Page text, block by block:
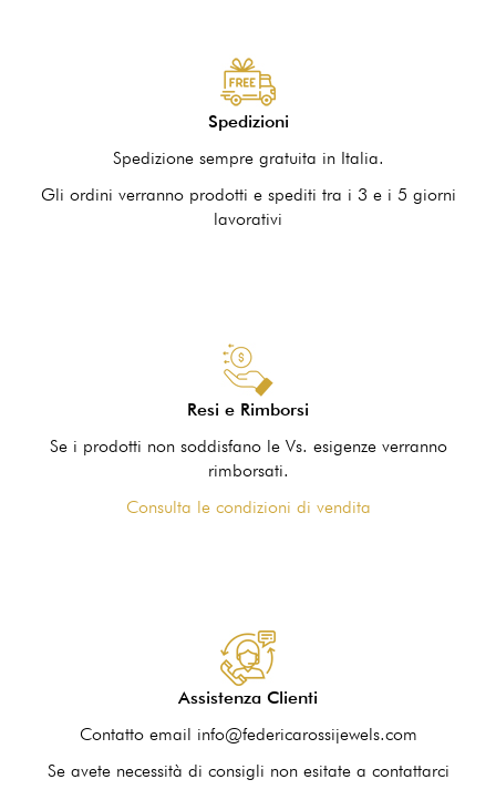
Spedizioni
Spedizione sempre gratuita in Italia.
Gli ordini verranno prodotti e spediti tra i 3 e i 5 giorni
lavorativi
Resi e Rimborsi
Se i prodotti non soddisfano le Vs. esigenze verranno
rimborsati.
Consulta le condizioni di vendita
Assistenza Clienti
Contatto email info@federicarossijewels.com
Se avete necessità di consigli non esitate a contattarci